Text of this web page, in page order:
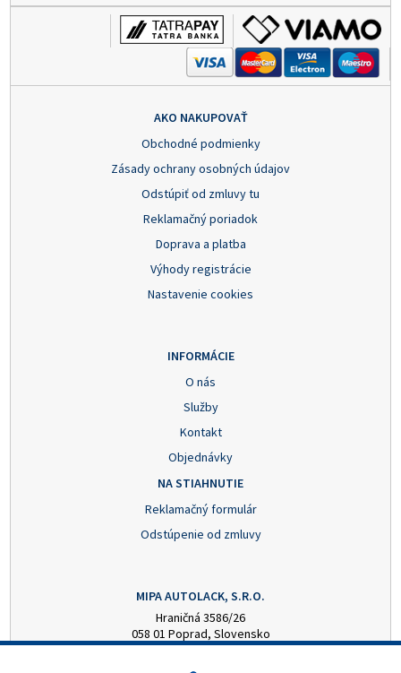
AKO NAKUPOVAŤ
Obchodné podmienky
Zásady ochrany osobných údajov
Odstúpiť od zmluvy tu
Reklamačný poriadok
Doprava a platba
Výhody registrácie
Nastavenie cookies
INFORMÁCIE
O nás
Služby
Kontakt
Objednávky
NA STIAHNUTIE
Reklamačný formulár
Odstúpenie od zmluvy
MIPA AUTOLACK, S.R.O.
Hraničná 3586/26
058 01 Poprad, Slovensko